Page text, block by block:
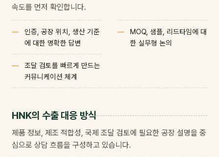
속도를 먼저 확인합니다.
인증, 공장 위치, 생산 기준
에 대한 명확한 답변
MOQ, 샘플, 리드타임에 대
한 실무형 논의
조달 검토를 빠르게 만드는
커뮤니케이션 체계
HNK의 수출 대응 방식
제품 정보, 제조 적합성, 국제 조달 검토에 필요한 공장 설명을 중
심으로 상담 흐름을 구성하고 있습니다.